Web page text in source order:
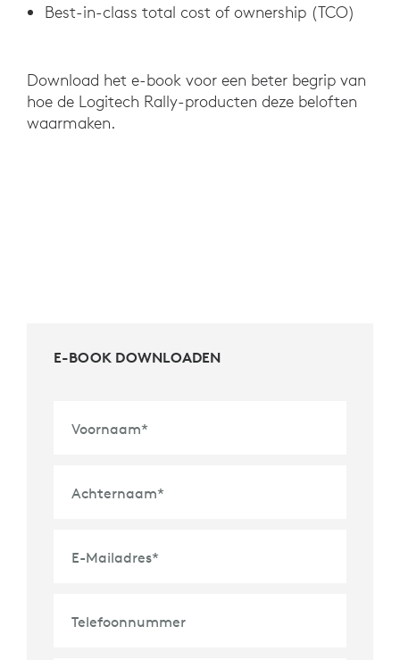
Best-in-class total cost of ownership (TCO)
Download het e-book voor een beter begrip van
hoe de Logitech Rally-producten deze beloften
waarmaken.
E-BOOK DOWNLOADEN
Voornaam*
Achternaam*
E-Mailadres*
Telefoonnummer